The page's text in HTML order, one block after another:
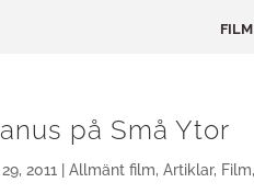
på Små Ytor
2011 |Allmänt film,Artiklar, Film,